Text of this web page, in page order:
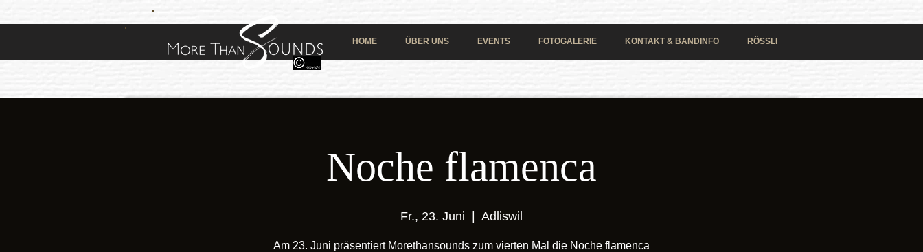
HOME ÜBER UNS EVENTS FOTOGALERIE KONTAKT & BANDINFO RÖSSLI
Noche flamenca
Fr., 23. Juni Adliswil
Am 23. Juni präsentiert Morethansounds zum vierten Mal die Noche flamenca